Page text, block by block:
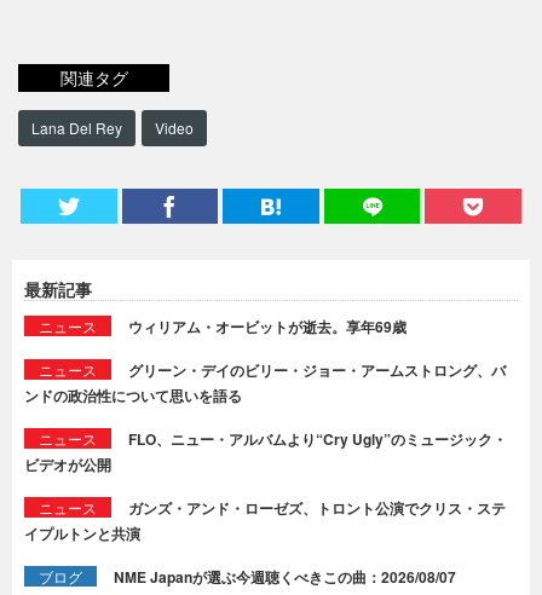
関連タグ
Lana Del Rey Video
最新記事
ニュース ウィリアム・オービットが逝去。享年69歳
ニュース
グリーン・デイのビリー・ジョー・アームストロング、バ
ンドの政治性について思いを語る
ニュース
FLO、ニュー・アルバムより“Cry Ugly”のミュージック・
ビデオが公開
ニュース
ガンズ・アンド・ローゼズ、トロント公演でクリス・ステ
イプルトンと共演
ブログ NME Japanが選ぶ今週聴くべきこの曲：2026/08/07